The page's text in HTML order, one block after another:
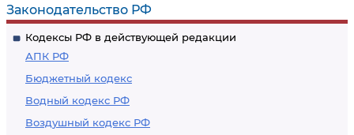
Законодательство РФ
Кодексы РФ в действующей редакции
АПК РФ
Бюджетный кодекс
Водный кодекс РФ
Воздушный кодекс РФ